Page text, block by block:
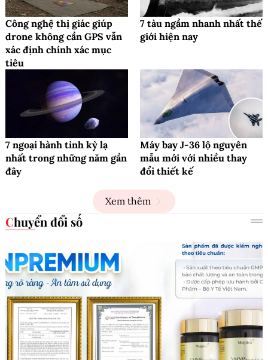
Công nghệ thị giác giúp
drone không cần GPS vẫn
xác định chính xác mục
tiêu
7 tàu ngầm nhanh nhất thế
giới hiện nay
7 ngoại hành tinh kỳ lạ
nhất trong những năm gần
đây
Máy bay J-36 lộ nguyên
mẫu mới với nhiều thay
đổi thiết kế
Xem thêm
Chuyển đổi số